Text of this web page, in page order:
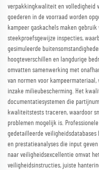
verpakkingkwaliteit en volledigheid
goederen in de voorraad worden
kampeer gaskachels maken
steekproefsgewijze inspecties,
gesimuleerde
hoogteverschillen en langdurige
omvatten samenwerking met
van normen voor
inzake milieubescherming. Het
documentatiesystemen die
kwaliteitstests traceren, waardoor
problemen mogelijk is.
gedetailleerde
en prestatieanalyses die input
naar veiligheidsexcellentie omvat
veiligheidsinstructies, juiste